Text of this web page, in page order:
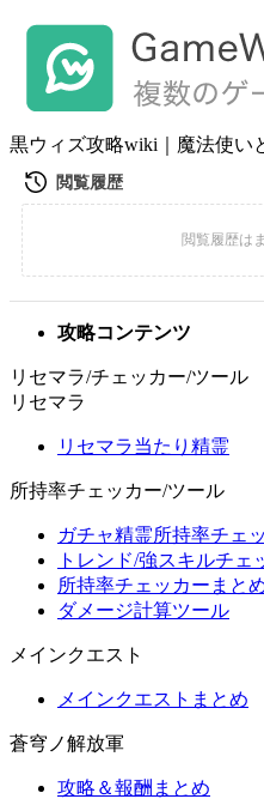
黒ウィズ攻略wiki｜魔法使い
攻略コンテンツ
リセマラ/チェッカー/ツール
リセマラ
リセマラ当たり精霊
所持率チェッカー/ツール
ガチャ精霊所持率チェ
トレンド/強スキルチェ
所持率チェッカーまと
ダメージ計算ツール
メインクエスト
メインクエストまとめ
蒼穹ノ解放軍
攻略＆報酬まとめ